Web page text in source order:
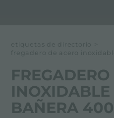
etiquetas de directorio
>
fregadero de acero
INOXIDABLE
BAÑERA